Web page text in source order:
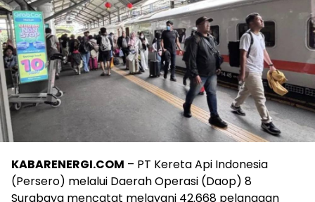
KABARENERGI.COM – PT Kereta Api Indonesia
(Persero) melalui Daerah Operasi (Daop) 8
Surabaya mencatat melayani 42.668 pelanggan